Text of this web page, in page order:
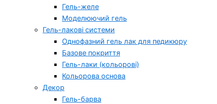
Гель-желе
Моделюючий гель
Гель-лакові системи
Однофазний гель лак для педикюру
Базове покриття
Гель-лаки (кольорові)
Кольорова основа
Декор
Гель-барва